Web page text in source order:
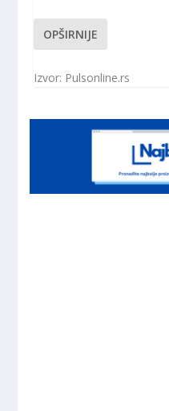
OPŠIRNIJE
Izvor: Pulsonline.rs